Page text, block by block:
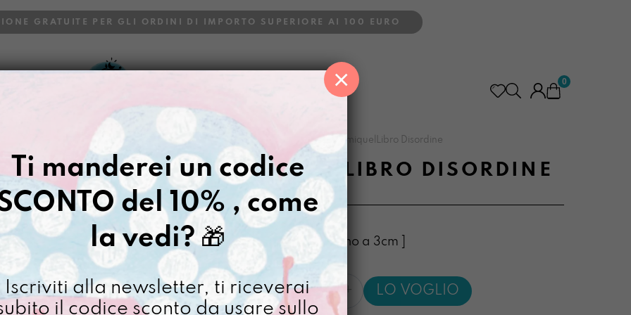
GRATUITE PER GLI ORDINI DI IMPORTO SUPERIORE AI 100 EURO
0
Gazpacho Porta libro> PortamiquelLibro Disordine
PORTAMIQUELLIBRO DISORDINE
€38,00
[ Buste PortaLibro: 18 x 23 x fino a 3cm ]
PortamiquelLibro
Disordine
LO VOGLIO
Ti manderei un codice
del 10% , come
la vedi?🎁
Iscriviti alla newsletter, ti riceverai
il codice sconto da usare sullo
×